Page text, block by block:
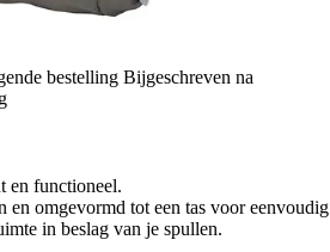
bestelling Bijgeschreven na
en functioneel.
en omgevormd tot een tas voor eenvoudig
in beslag van je spullen.